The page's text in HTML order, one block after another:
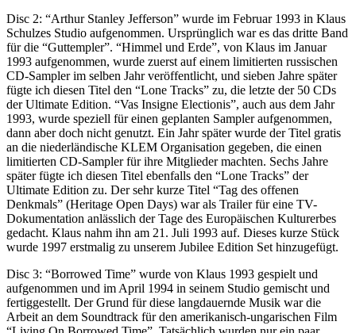
Disc 2: “Arthur Stanley Jefferson” wurde im Februar 1993 in Klaus
Schulzes Studio aufgenommen. Ursprünglich war es das dritte Band
für die “Guttempler”. “Himmel und Erde”, von Klaus im Januar
1993 aufgenommen, wurde zuerst auf einem limitierten russischen
CD-Sampler im selben Jahr veröffentlicht, und sieben Jahre später
fügte ich diesen Titel den “Lone Tracks” zu, die letzte der 50 CDs
der Ultimate Edition. “Vas Insigne Electionis”, auch aus dem Jahr
1993, wurde speziell für einen geplanten Sampler aufgenommen,
dann aber doch nicht genutzt. Ein Jahr später wurde der Titel gratis
an die niederländische KLEM Organisation gegeben, die einen
limitierten CD-Sampler für ihre Mitglieder machten. Sechs Jahre
später fügte ich diesen Titel ebenfalls den “Lone Tracks” der
Ultimate Edition zu. Der sehr kurze Titel “Tag des offenen
Denkmals” (Heritage Open Days) war als Trailer für eine TV-
Dokumentation anlässlich der Tage des Europäischen Kulturerbes
gedacht. Klaus nahm ihn am 21. Juli 1993 auf. Dieses kurze Stück
wurde 1997 erstmalig zu unserem Jubilee Edition Set hinzugefügt.
Disc 3: “Borrowed Time” wurde von Klaus 1993 gespielt und
aufgenommen und im April 1994 in seinem Studio gemischt und
fertiggestellt. Der Grund für diese langdauernde Musik war die
Arbeit an dem Soundtrack für den amerikanisch-ungarischen Film